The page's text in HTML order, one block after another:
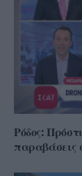
Ρόδος:
παραβάσεις